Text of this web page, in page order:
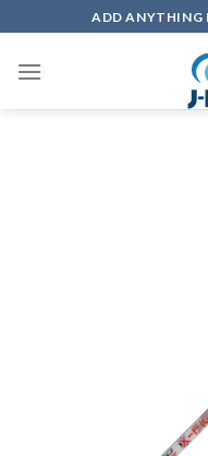
to
content
ADD ANYTHING